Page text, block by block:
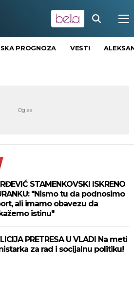
PROGNOZA VESTI
STAMENKOVSKI ISKRENO
"Nismo tu da podnosimo
ali imamo obavezu da
istinu"
PRETRESA U VLADI Na meti
za rad i socijalnu politiku!